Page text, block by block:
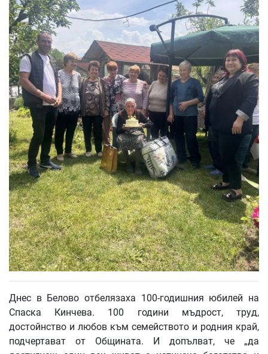
Днес в Белово отбелязаха 100-годишния юбилей на
Спаска Кинчева. 100 години мъдрост, труд,
достойнство и любов към семейството и родния край,
подчертават от Общината. И допълват, че „да